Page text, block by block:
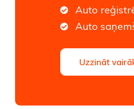
Auto
Auto
Uzzināt